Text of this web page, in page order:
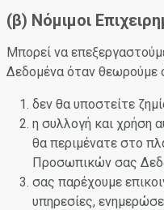
(β) Νόμιμοι
Μπορεί να
Δεδομένα όταν θεωρούμε
δεν θα υποστείτε
η συλλογή και χρήση
θα περιμένατε στο
Προσωπικών σας
σας παρέχουμε
υπηρεσίες,